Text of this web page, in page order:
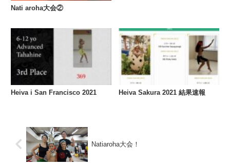
Nati aroha大会②
Heiva i San Francisco 2021 Heiva Sakura 2021 結果速報
Natiaroha大会！